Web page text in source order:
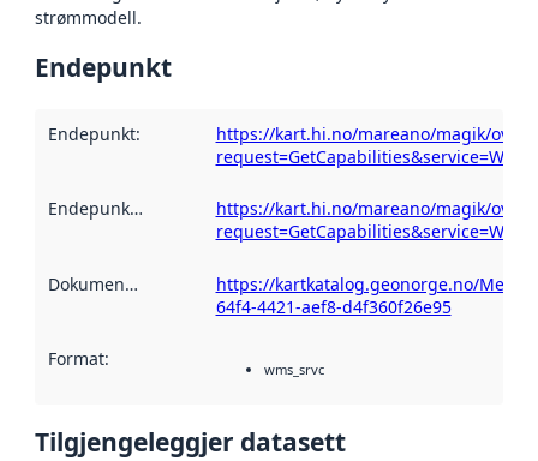
strømmodell.
Endepunkt
Endepunkt:
https://kart.hi.no/mareano/magik/
request=GetCapabilities&service=WMS
Endepunktskildring
https://kart.hi.no/mareano/magik/
request=GetCapabilities&service=WMS
Dokumentasjon
https://kartkatalog.geonorge.no/
64f4-4421-aef8-d4f360f26e95
Format: wms_srvc
Tilgjengeleggjer datasett